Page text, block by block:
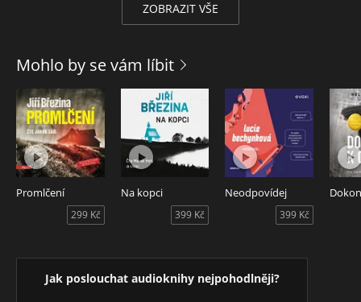
ZOBRAZIT VŠE
Mohlo by se vám líbit
Promlčení
299 Kč
Na kopci
399 Kč
Neodpovídej
399 Kč
Jak poslouchat audioknihy nejpohodlněji?